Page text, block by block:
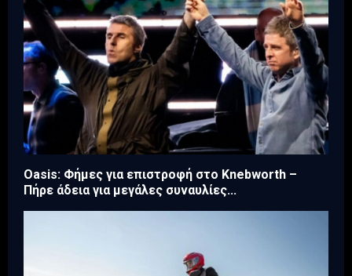
Oasis: Φήμες για επιστροφή στο Knebworth –
Πήρε άδεια για μεγάλες συναυλίες...